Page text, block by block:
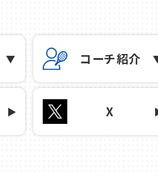
コーチ紹介
X